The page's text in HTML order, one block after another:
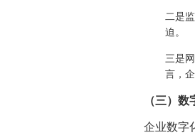
二是
迫。
三是
言，
（三）
企业数字